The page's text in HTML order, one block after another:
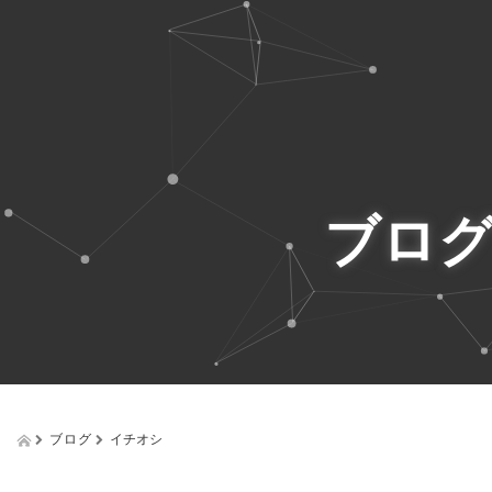
ブロ
ブログ イチオシ